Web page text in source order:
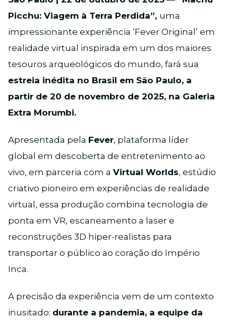
Picchu: Viagem à Terra Perdida”, uma
impressionante experiência ‘Fever Original’ em
realidade virtual inspirada em um dos maiores
tesouros arqueológicos do mundo, fará sua
estreia inédita no Brasil em São Paulo, a
partir de 20 de novembro de 2025, na Galeria
Extra Morumbi.
Apresentada pela Fever, plataforma líder
global em descoberta de entretenimento ao
vivo, em parceria com a Virtual Worlds, estúdio
criativo pioneiro em experiências de realidade
virtual, essa produção combina tecnologia de
ponta em VR, escaneamento a laser e
reconstruções 3D hiper-realistas para
transportar o público ao coração do Império
Inca.
A precisão da experiência vem de um contexto
inusitado: durante a pandemia, a equipe da